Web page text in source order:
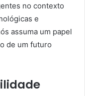
no contexto
e
assuma um papel
de um futuro